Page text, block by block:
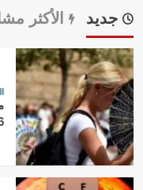
جديد الأكثر
16